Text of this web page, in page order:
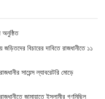
বিচারের দাবিতে রাজধানীতে ১১
সায়েন্স ল্যাবরেটরি মোড়ে
জামায়াতে ইসলামীর গণমিছিল